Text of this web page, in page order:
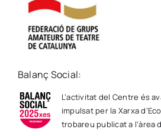
Balanç Social:
L’activitat del Centre és
impulsat per la Xarxa
trobareu publicat a l’àrea